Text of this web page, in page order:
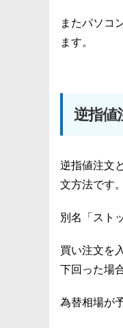
またパソコ
ます。
逆指値
逆指値注文
文方法です。
別名「スト
買い注文を
下回った場
為替相場が